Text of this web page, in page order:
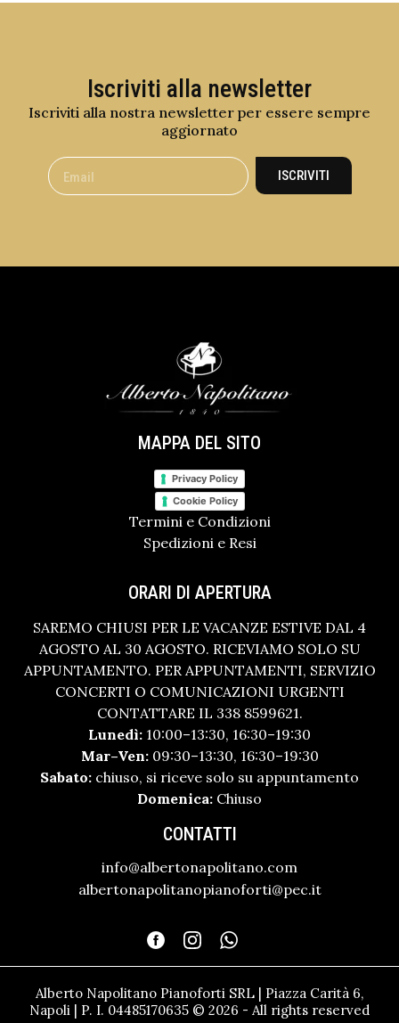
Iscriviti alla newsletter
Iscriviti alla nostra newsletter per essere sempre
aggiornato
ISCRIVITI
MAPPA DEL SITO
Privacy Policy
Cookie Policy
Termini e Condizioni
Spedizioni e Resi
ORARI DI APERTURA
SAREMO CHIUSI PER LE VACANZE ESTIVE DAL 4
AGOSTO AL 30 AGOSTO. RICEVIAMO SOLO SU
APPUNTAMENTO. PER APPUNTAMENTI, SERVIZIO
CONCERTI O COMUNICAZIONI URGENTI
CONTATTARE IL 338 8599621.
Lunedì: 10:00–13:30, 16:30–19:30
Mar–Ven:09:30–13:30, 16:30–19:30
Sabato: chiuso, si riceve solo su appuntamento
Domenica: Chiuso
CONTATTI
info@albertonapolitano.com
albertonapolitanopianoforti@pec.it
Alberto Napolitano Pianoforti SRL | Piazza Carità 6,
Napoli | P. I. 04485170635 © 2026 - All rights reserved